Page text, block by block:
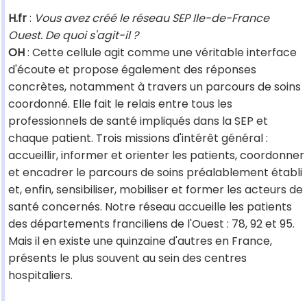
H.fr: Vous avez créé le réseau SEP Ile-de-France
Ouest. De quoi s'agit-il ?
OH: Cette cellule agit comme une véritable interface
d'écoute et propose également des réponses
concrètes, notamment à travers un parcours de soins
coordonné. Elle fait le relais entre tous les
professionnels de santé impliqués dans la SEP et
chaque patient. Trois missions d'intérêt général :
accueillir, informer et orienter les patients, coordonner
et encadrer le parcours de soins préalablement établi
et, enfin, sensibiliser, mobiliser et former les acteurs de
santé concernés. Notre réseau accueille les patients
des départements franciliens de l'Ouest : 78, 92 et 95.
Mais il en existe une quinzaine d'autres en France,
présents le plus souvent au sein des centres
hospitaliers.